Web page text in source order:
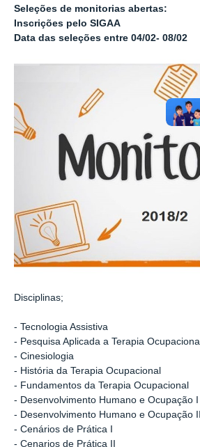
Seleções de monitorias abertas:
Inscrições pelo SIGAA
Data das seleções entre 04/02- 08/02
Disciplinas;
- Tecnologia Assistiva
- Pesquisa Aplicada a Terapia Ocupacional
- Cinesiologia
- História da Terapia Ocupacional
- Fundamentos da Terapia Ocupacional
- Desenvolvimento Humano e Ocupação I
- Desenvolvimento Humano e Ocupação II
- Cenários de Prática I
- Cenarios de Prática II